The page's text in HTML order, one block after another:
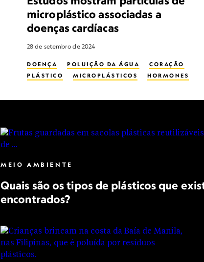
microplástico associadas a
doenças cardíacas
28 de setembro de 2024
DOENÇA POLUIÇÃO DA ÁGUA
CORAÇÃO
PLÁSTICO
MICROPLÁSTICOS HORMONES
MEIO AMBIENTE
Quais são os tipos de plásticos que
encontrados?